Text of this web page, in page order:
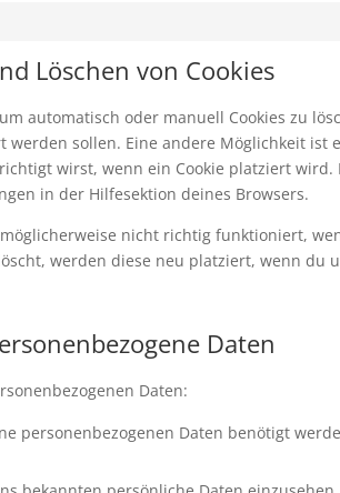
Löschen von Cookies
automatisch oder manuell Cookies zu
werden sollen. Eine andere Möglichkeit ist
wirst, wenn ein Cookie platziert wird.
in der Hilfesektion deines Browsers.
nicht richtig funktioniert,
werden diese neu platziert, wenn du
Daten
Daten:
personenbezogenen Daten benötigt